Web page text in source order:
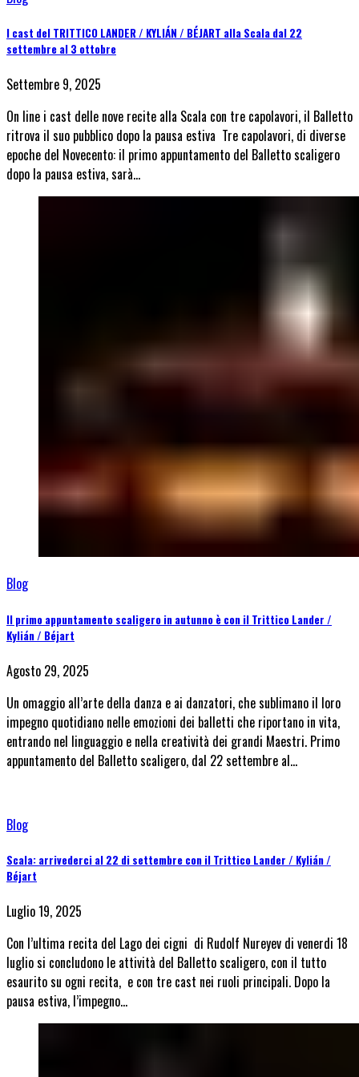
I cast del TRITTICO LANDER / KYLIÁN / BÉJART alla Scala dal 22
settembre al 3 ottobre
Settembre 9, 2025
On line i cast delle nove recite alla Scala con tre capolavori, il Balletto
ritrova il suo pubblico dopo la pausa estiva Tre capolavori, di diverse
epoche del Novecento: il primo appuntamento del Balletto scaligero
dopo la pausa estiva, sarà…
Blog
Il primo appuntamento scaligero in autunno è con il Trittico Lander /
Kylián / Béjart
Agosto 29, 2025
Un omaggio all’arte della danza e ai danzatori, che sublimano il loro
impegno quotidiano nelle emozioni dei balletti che riportano in vita,
entrando nel linguaggio e nella creatività dei grandi Maestri. Primo
appuntamento del Balletto scaligero, dal 22 settembre al…
Blog
Scala: arrivederci al 22 di settembre con il Trittico Lander / Kylián /
Béjart
Luglio 19, 2025
Con l’ultima recita del Lago dei cigni di Rudolf Nureyev di venerdi 18
luglio si concludono le attività del Balletto scaligero, con il tutto
esaurito su ogni recita, e con tre cast nei ruoli principali. Dopo la
pausa estiva, l’impegno…